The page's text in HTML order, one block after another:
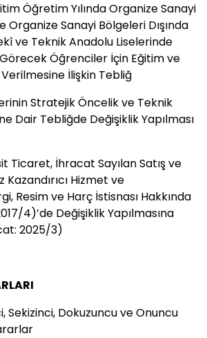
Öğretim Yılında Organize Sanayi
Organize Sanayi Bölgeleri Dışında
ve Teknik Anadolu Liselerinde
Öğrenciler İçin Eğitim ve
İlişkin Tebliğ
Stratejik Öncelik ve Teknik
Dair Tebliğde Değişiklik Yapılması
Ticaret, İhracat Sayılan Satış ve
Hizmet ve
Resim ve Harç İstisnası Hakkında
4)’de Değişiklik Yapılmasına
2025/3)
Sekizinci, Dokuzuncu ve Onuncu